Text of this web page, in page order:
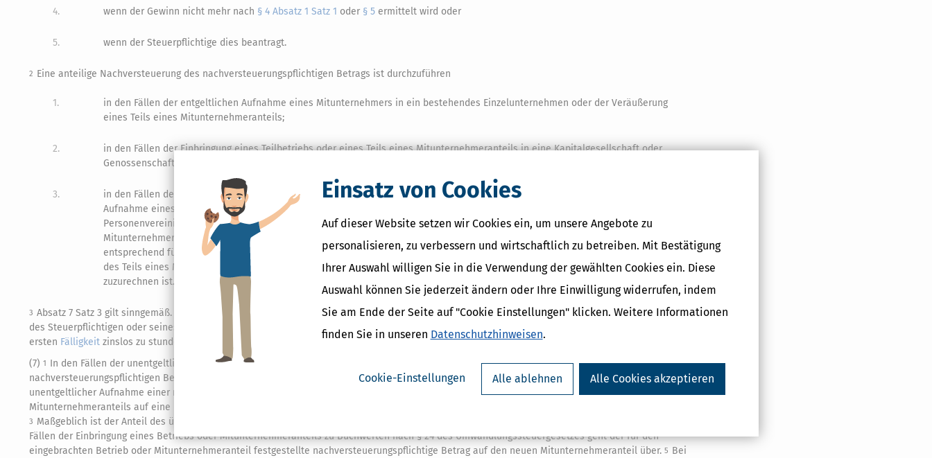
Einsatz von Cookies
Auf dieser Website setzen wir Cookies ein, um unsere Angebote zu
personalisieren, zu verbessern und wirtschaftlich zu betreiben. Mit Bestätigung
Ihrer Auswahl willigen Sie in die Verwendung der gewählten Cookies ein. Diese
Auswahl können Sie jederzeit ändern oder Ihre Einwilligung widerrufen, indem
Sie am Ende der Seite auf "Cookie Einstellungen" klicken. Weitere Informationen
finden Sie in unseren Datenschutzhinweisen.
Cookie-Einstellungen Alle ablehnen Alle Cookies akzeptieren
4. wenn der Gewinn nicht mehr nach § 4 Absatz 1 Satz 1 oder § 5ermittelt wird oder
5. wenn der Steuerpflichtige dies beantragt.
2 Eine anteilige Nachversteuerung des nachversteuerungspflichtigen Betrags ist durchzuführen
1.
in den Fällen der entgeltlichen Aufnahme eines Mitunternehmers in ein bestehendes Einzelunternehmen oder der Veräußerung
eines Teils eines Mitunternehmeranteils;
2.
in den Fällen der Einbringung eines Teilbetriebs oder eines Teils eines Mitunternehmeranteils in eine Kapitalgesellschaft oder
Genossenschaft;
3.
in den Fällen der unentgeltlichen Übertragung eines Teilbetriebs oder Teils eines Mitunternehmeranteils oder der unentgeltlichen
Aufnahme eines Mitunternehmers in ein bestehendes Einzelunternehmen, wenn die Übertragung an eine Körperschaft,
Personenvereinigung oder Vermögensmasse erfolgt.2
Ein Fall der unentgeltlichen Übertragung liegt auch vor, wenn der Teil des
Mitunternehmeranteils dem übrigen Mitunternehmer oder den übrigen Mitunternehmern unentgeltlich anwächst.
Dies gilt
entsprechend für eine unentgeltliche Übertragung auf eine Mitunternehmerschaft, soweit der übertragene Teil des Betriebs oder
des Teils eines Mitunternehmeranteils einer Körperschaft, Personenvereinigung oder Vermögensmasse als Mitunternehmer
zuzurechnen ist.
3 Absatz 7 Satz 3 gilt sinngemäß. In den Fällen von Satz 1 Nummer 1 bis 3 und Satz 2 ist die nach Absatz 4 geschuldete Einkommensteuer auf Antrag
des Steuerpflichtigen oder seines Rechtsnachfolgers in regelmäßigen Teilbeträgen für einen Zeitraum von höchstens zehn Jahren seit Eintritt der
ersten Fälligkeit zinslos zu stunden, wenn ihre alsbaldige Einziehung mit erheblichen Härten für den Steuerpflichtigen verbunden wäre.
(7) 1 In den Fällen der unentgeltlichen Übertragung eines Betriebs oder Mitunternehmeranteils nach § 6 Absatz 3hat der Rechtsnachfolger den
nachversteuerungspflichtigen Betrag des Rechtsvorgängers fortzuführen; Absatz 6 Satz 1 Nummer 3 und Satz 2 Nummer 3 bleiben unberührt. 2 Bei
unentgeltlicher Aufnahme einer natürlichen Person in ein bestehendes Einzelunternehmen oder unentgeltlicher Übertragung eines Teils eines
Mitunternehmeranteils auf eine natürliche Person hat der Rechtsnachfolger den nachversteuerungspflichtigen Betrag anteilig fortzuführen.
3 Maßgeblich ist der Anteil des übertragenen Betriebsvermögens an dem
Fällen der Einbringung eines Betriebs oder Mitunternehmeranteils zu Buchwerten nach § 24 des Umwandlungssteuergesetzes geht der für den
eingebrachten Betrieb oder Mitunternehmeranteil festgestellte nachversteuerungspflichtige Betrag auf den neuen Mitunternehmeranteil über. 5 Bei